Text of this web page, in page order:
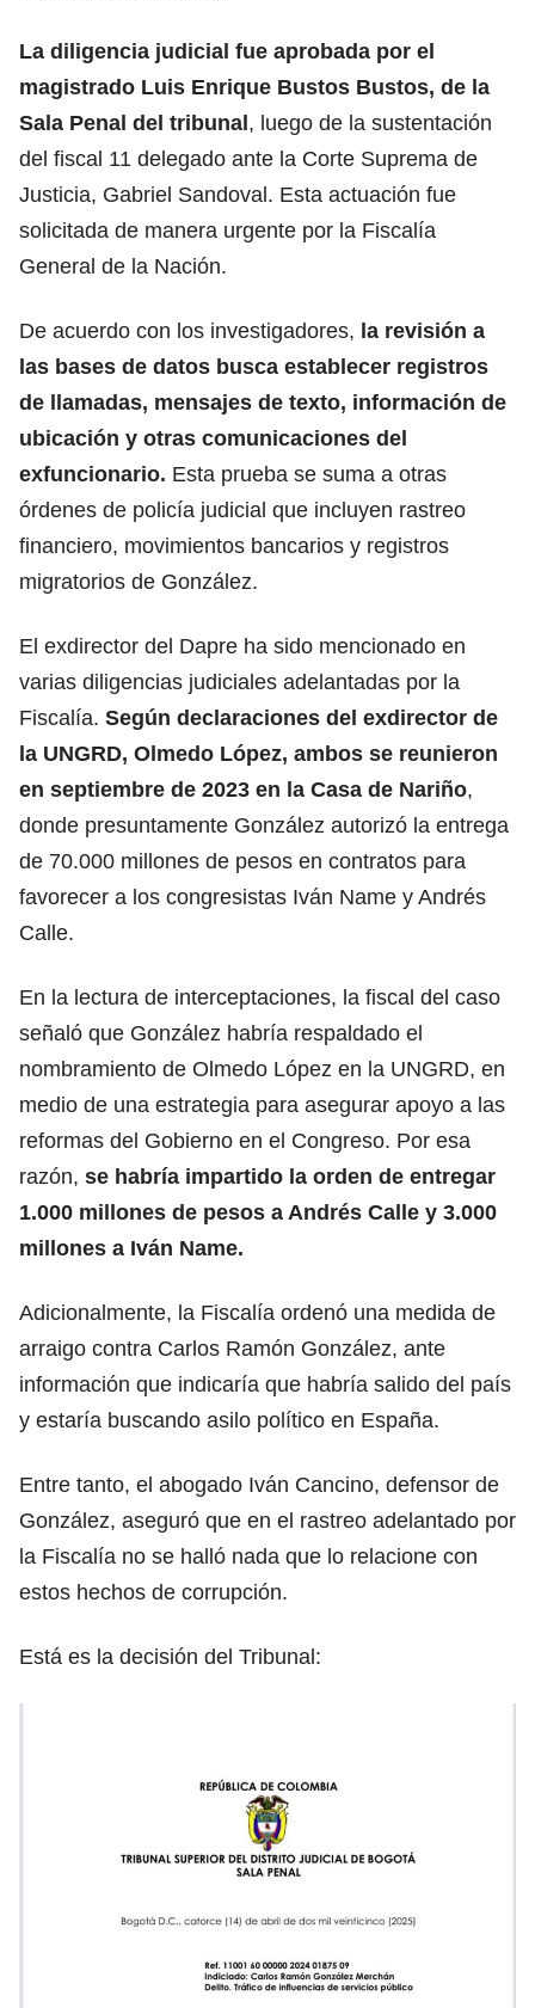
La diligencia judicial fue aprobada por el
magistrado Luis Enrique Bustos Bustos, de la
Sala Penal del tribunal, luego de la sustentación
del fiscal 11 delegado ante la Corte Suprema de
Justicia, Gabriel Sandoval. Esta actuación fue
solicitada de manera urgente por la Fiscalía
General de la Nación.
De acuerdo con los investigadores, la revisión a
las bases de datos busca establecer registros
de llamadas, mensajes de texto, información de
ubicación y otras comunicaciones del
exfuncionario. Esta prueba se suma a otras
órdenes de policía judicial que incluyen rastreo
financiero, movimientos bancarios y registros
migratorios de González.
El exdirector del Dapre ha sido mencionado en
varias diligencias judiciales adelantadas por la
Fiscalía. Según declaraciones del exdirector de
la UNGRD, Olmedo López, ambos se reunieron
en septiembre de 2023 en la Casa de Nariño,
donde presuntamente González autorizó la entrega
de 70.000 millones de pesos en contratos para
favorecer a los congresistas Iván Name y Andrés
Calle.
En la lectura de interceptaciones, la fiscal del caso
señaló que González habría respaldado el
nombramiento de Olmedo López en la UNGRD, en
medio de una estrategia para asegurar apoyo a las
reformas del Gobierno en el Congreso. Por esa
razón, se habría impartido la orden de entregar
1.000 millones de pesos a Andrés Calle y 3.000
millones a Iván Name.
Adicionalmente, la Fiscalía ordenó una medida de
arraigo contra Carlos Ramón González, ante
información que indicaría que habría salido del país
y estaría buscando asilo político en España.
Entre tanto, el abogado Iván Cancino, defensor de
González, aseguró que en el rastreo adelantado por
la Fiscalía no se halló nada que lo relacione con
estos hechos de corrupción.
Está es la decisión del Tribunal: